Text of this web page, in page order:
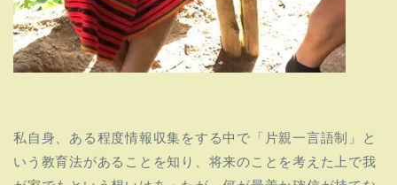
私自身、ある程度情報収集をする中で「 片親一言語制」と
いう教育法があることを知り、将来のことを考えた上で我